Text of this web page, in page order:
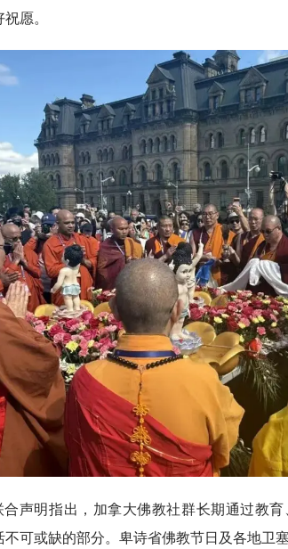
愿。
声明指出，加拿大佛教社群长期通过教
可或缺的部分。卑诗省佛教节日及各地卫